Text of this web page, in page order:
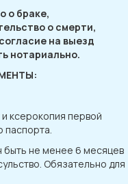
о браке,
о смерти,
на выезд
нотариально.
ксерокопия первой
паспорта.
быть не менее 6 месяцев
Обязательно для